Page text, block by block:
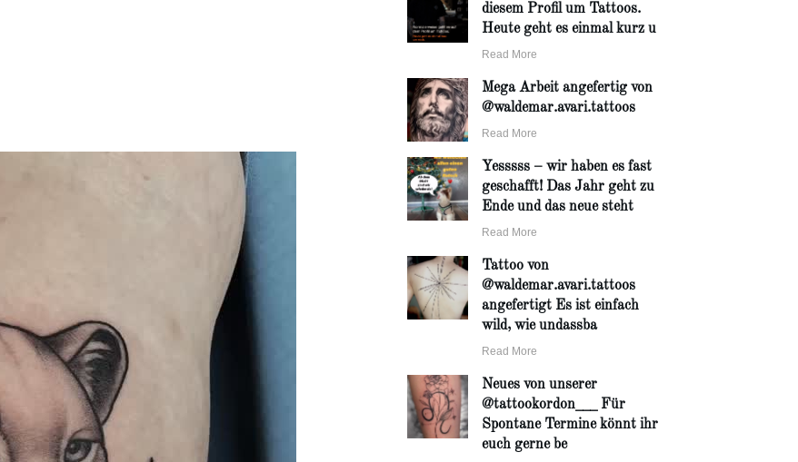
diesem Profil um Tattoos.
Heute geht es einmal kurz u
Read More
Mega Arbeit angefertig von
@waldemar.avari.tattoos
Read More
Yesssss – wir haben es fast
geschafft! Das Jahr geht zu
Ende und das neue steht
Read More
Tattoo von
@waldemar.avari.tattoos
angefertigt Es ist einfach
wild, wie undassba
Read More
Neues von unserer
@tattookordon___ Für
Spontane Termine könnt ihr
euch gerne be